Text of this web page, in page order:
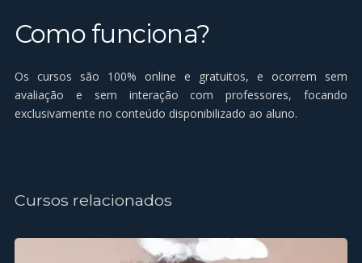
Como funciona?
Os cursos são 100% online e gratuitos, e ocorrem sem
avaliaçāo e sem interaçāo com professores, focando
exclusivamente no conteúdo disponibilizado ao aluno.
Cursos relacionados